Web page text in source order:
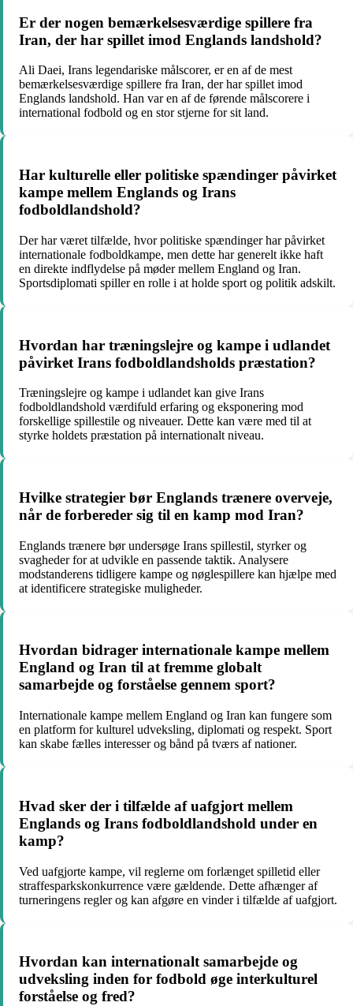
Er der nogen bemærkelsesværdige spillere fra
Iran, der har spillet imod Englands landshold?
Ali Daei, Irans legendariske målscorer, er en af de mest
bemærkelsesværdige spillere fra Iran, der har spillet imod
Englands landshold. Han var en af de førende målscorere i
international fodbold og en stor stjerne for sit land.
Har kulturelle eller politiske spændinger påvirket
kampe mellem Englands og Irans
fodboldlandshold?
Der har været tilfælde, hvor politiske spændinger har påvirket
internationale fodboldkampe, men dette har generelt ikke haft
en direkte indflydelse på møder mellem England og Iran.
Sportsdiplomati spiller en rolle i at holde sport og politik adskilt.
Hvordan har træningslejre og kampe i udlandet
påvirket Irans fodboldlandsholds præstation?
Træningslejre og kampe i udlandet kan give Irans
fodboldlandshold værdifuld erfaring og eksponering mod
forskellige spillestile og niveauer. Dette kan være med til at
styrke holdets præstation på internationalt niveau.
Hvilke strategier bør Englands trænere overveje,
når de forbereder sig til en kamp mod Iran?
Englands trænere bør undersøge Irans spillestil, styrker og
svagheder for at udvikle en passende taktik. Analysere
modstanderens tidligere kampe og nøglespillere kan hjælpe med
at identificere strategiske muligheder.
Hvordan bidrager internationale kampe mellem
England og Iran til at fremme globalt
samarbejde og forståelse gennem sport?
Internationale kampe mellem England og Iran kan fungere som
en platform for kulturel udveksling, diplomati og respekt. Sport
kan skabe fælles interesser og bånd på tværs af nationer.
Hvad sker der i tilfælde af uafgjort mellem
Englands og Irans fodboldlandshold under en
kamp?
Ved uafgjorte kampe, vil reglerne om forlænget spilletid eller
straffesparkskonkurrence være gældende. Dette afhænger af
turneringens regler og kan afgøre en vinder i tilfælde af uafgjort.
Hvordan kan internationalt samarbejde og
udveksling inden for fodbold øge interkulturel
forståelse og fred?